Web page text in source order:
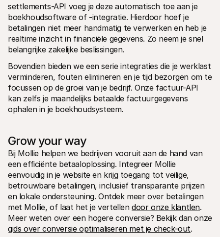
settlements-API voeg je deze automatisch toe aan je
boekhoudsoftware of -integratie. Hierdoor hoef je
betalingen niet meer handmatig te verwerken en heb je
realtime inzicht in financiële gegevens. Zo neem je snel
belangrijke zakelijke beslissingen.
Bovendien bieden we een serie integraties die je werklast
verminderen, fouten elimineren en je tijd bezorgen om te
focussen op de groei van je bedrijf. Onze factuur-API
kan zelfs je maandelijks betaalde factuurgegevens
ophalen in je boekhoudsysteem.
Grow your way
Bij Mollie helpen we bedrijven vooruit aan de hand van
een efficiënte betaaloplossing. Integreer Mollie
eenvoudig in je website en krijg toegang tot veilige,
betrouwbare betalingen, inclusief transparante prijzen
en lokale ondersteuning. Ontdek meer over betalingen
met Mollie, of laat het je vertellen door onze klantlen.
Meer weten over een hogere conversie? Bekijk dan onze
gids over conversie optimaliseren met je check-out.